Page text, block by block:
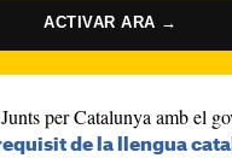
ACTIVAR ARA →
per Catalunya amb el
de la llengua